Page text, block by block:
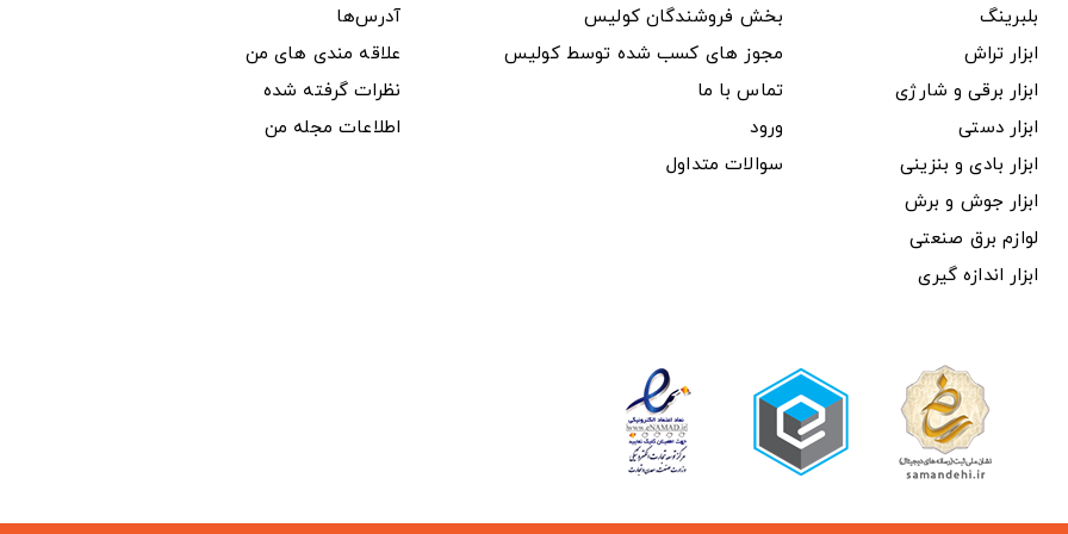
بلبرینگ
ابزار تراش
ابزار برقی و شارژی
ابزار دستی
ابزار بادی و بنزینی
ابزار جوش و برش
لوازم برق صنعتی
ابزار اندازه گیری
بخش فروشندگان کولیس
مجوز های کسب شده توسط کولیس
تماس با ما
ورود
سوالات متداول
آدرس‌ها
علاقه مندی های من
نظرات گرفته شده
اطلاعات مجله من